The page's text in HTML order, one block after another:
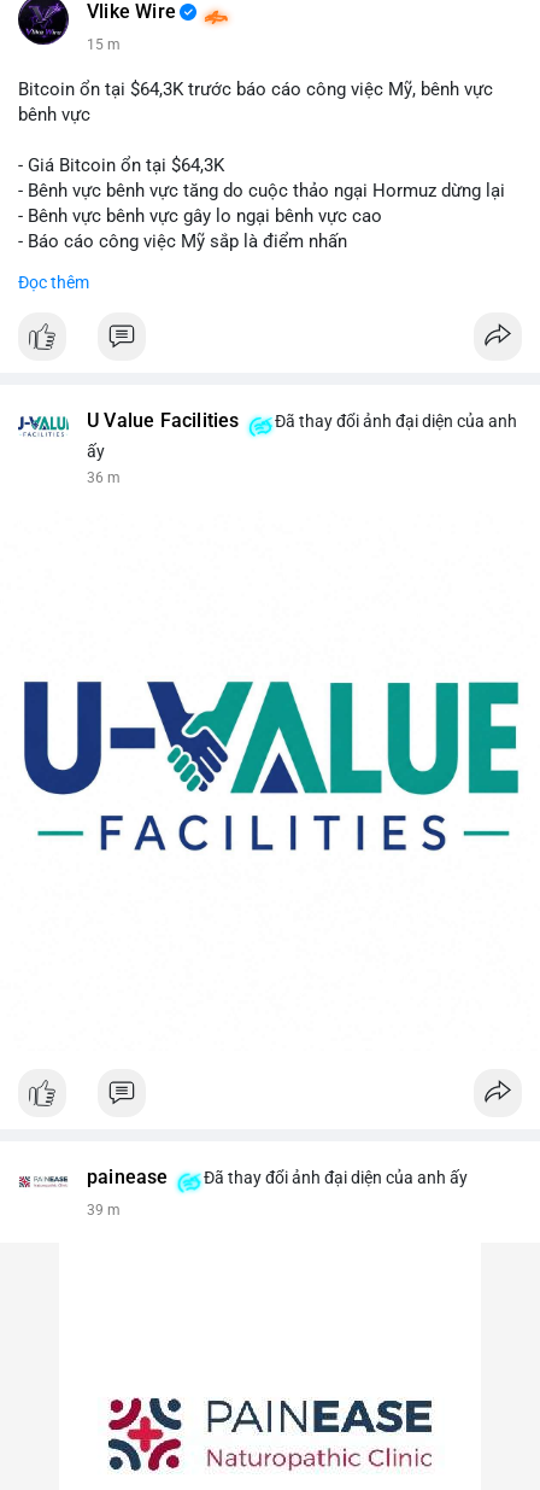
Vlike Wire
15 m
Bitcoin ổn tại $64,3K trước báo cáo công việc Mỹ, bênh vực
bênh vực
- Giá Bitcoin ổn tại $64,3K
- Bênh vực bênh vực tăng do cuộc thảo ngại Hormuz dừng lại
- Bênh vực bênh vực gây lo ngại bênh vực cao
- Báo cáo công việc Mỹ sắp là điểm nhấn
$btc#btc
#vlikevn #titanbot
Đọc thêm
U Value Facilities
Đã thay đổi ảnh đại diện của anh
ấy
36 m
painease Đã thay đổi ảnh đại diện của anh ấy
39 m